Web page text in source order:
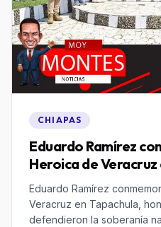
CHIAPAS
Eduardo Ramírez
Eduardo Ramírez
Veracruz en Tapachula,
defendieron la soberanía